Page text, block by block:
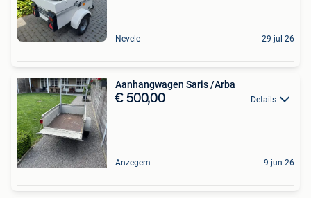
Nevele 29 jul 26
Aanhangwagen Saris /Arba
€ 500,00 Details
Anzegem 9 jun 26